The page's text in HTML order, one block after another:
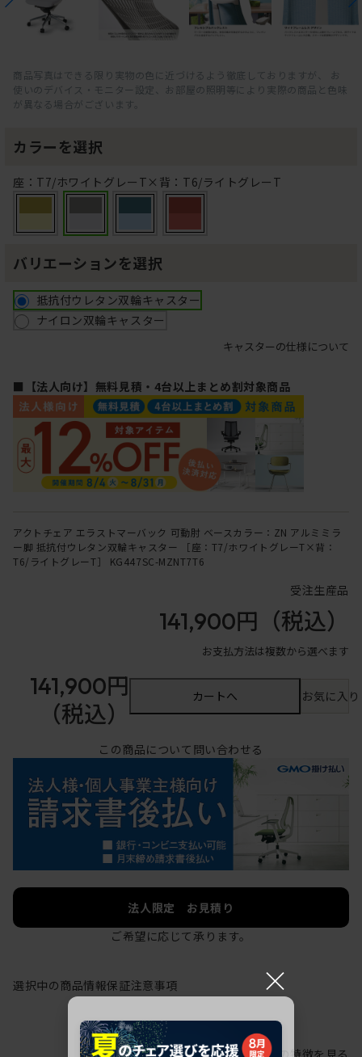
商品写真はできる限り実物の色に近づけるよう徹底しておりますが、 お
使いのデバイス・モニター設定、お部屋の照明等により実際の商品と色味
が異なる場合がございます。
カラーを選択
座：T7/ホワイトグレーT×背：T6/ライトグレーT
バリエーションを選択
抵抗付ウレタン双輪キャスター
ナイロン双輪キャスター
キャスターの仕様について
■【法人向け】無料見積・4台以上まとめ割対象商品
アクトチェア エラストマーバック 可動肘 ベースカラー：ZN アルミミラ
ー脚 抵抗付ウレタン双輪キャスター ［座：T7/ホワイトグレーT×背：
T6/ライトグレーT］ KG447SC-MZNT7T6
受注生産品
141,900円 （税込）
お支払方法は複数から選べます
141,900円
（税込）
カートへ お気に入
この商品について問い合わせる
法人限定 お見積り
ご希望に応じて承ります。
選択中の商品情報保証注意事項 ×